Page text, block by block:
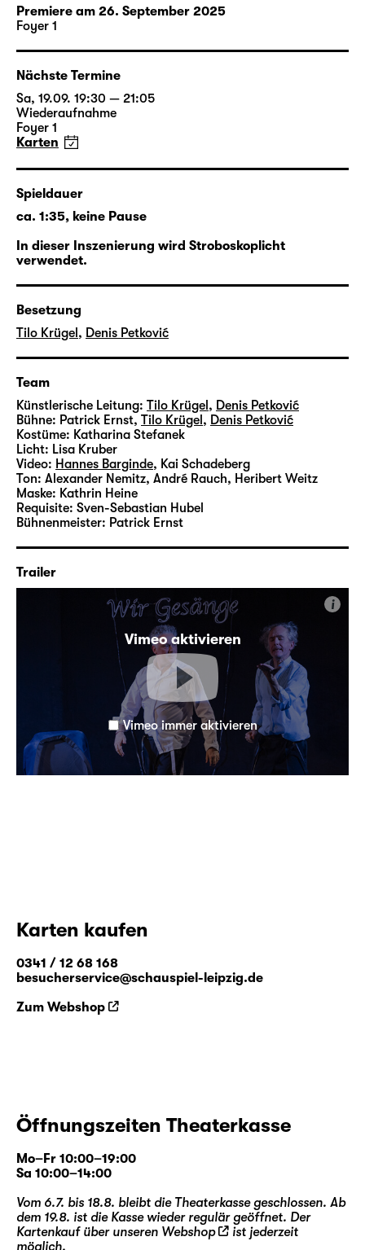
Leipzig – abends auf der Bühne zu stehen, in
Vertretung eines ausgefallenen Kollegen. Er
ist gefragt und viel gebucht, doch seine
Aufgabe ist, hinter einer möglichst exakten
Kopie der Schauspielleistung eines Anderen
zu verschwinden… Er spielt allabendlich um
sein Leben und bleibt doch unsichtbar.
Felix Krakaus berstend komischer und
abgrundtief trauriger Monolog über die
Brüchigkeit des Daseins wird für
undDenis Petković
Reflexion über das Theater, das Leben und
den ganzen Rest.
Premiere am 26. September 2025
Foyer 1
Nächste Termine
Sa, 19.09. 19:30 — 21:05
Wiederaufnahme
Foyer 1
Karten
Spieldauer
ca. 1:35, keine Pause
In dieser Inszenierung wird Stroboskoplicht
verwendet.
Besetzung
Tilo Krügel , Denis Petković
Team
Künstlerische Leitung: Tilo Krügel , Denis Petković
Bühne: Patrick Ernst, Tilo Krügel , Denis Petković
Kostüme: Katharina Stefanek
Licht: Lisa Kruber
Video: Hannes Barginde, Kai Schadeberg
Ton: Alexander Nemitz, André Rauch, Heribert Weitz
Maske: Kathrin Heine
Requisite: Sven-Sebastian Hubel
Bühnenmeister: Patrick Ernst
Trailer
Vimeo aktivieren
i
Vimeo immer aktivieren
Karten kaufen
0341 / 12 68 168
besucherservice@schauspiel-leipzig.de
Zum Webshop
Öffnungszeiten Theaterkasse
Mo–Fr 10:00–19:00
Sa 10:00–14:00
Vom 6.7. bis 18.8. bleibt die Theaterkasse geschlossen. Ab
dem 19.8. ist die Kasse wieder regulär geöffnet. Der
Kartenkauf über unseren Webshop
ist jederzeit
möglich.